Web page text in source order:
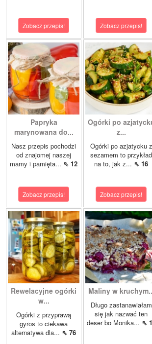
Zobacz przepis! Zobacz przepis!
Papryka
marynowana do...
Nasz przepis pochodzi
od znajomej naszej
mamy i pamięta... ⇖ 12
Zobacz przepis!
Ogórki po
z...
Ogórki po azjatycku z
sezamem to przykład
na to, jak z... ⇖ 16
Zobacz przepis!
Rewelacyjne ogórki
w...
Ogórki z przyprawą
gyros to ciekawa
alternatywa dla... ⇖ 76
Maliny w
Długo zastanawiałam
się jak nazwać ten
deser bo Monika... ⇖